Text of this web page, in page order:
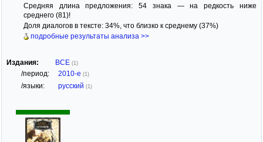
Средняя длина предложения: 54 знака — на редкость ниже
среднего (81)!
Доля диалогов в тексте: 34%, что близко к среднему (37%)
подробные результаты анализа >>
Издания: ВСЕ (1)
/период: 2010-е (1)
/языки: русский (1)